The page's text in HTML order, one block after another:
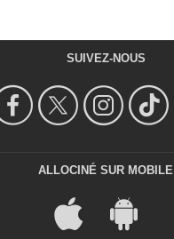
SUIVEZ-NOUS
ALLOCINÉ SUR MOBILE